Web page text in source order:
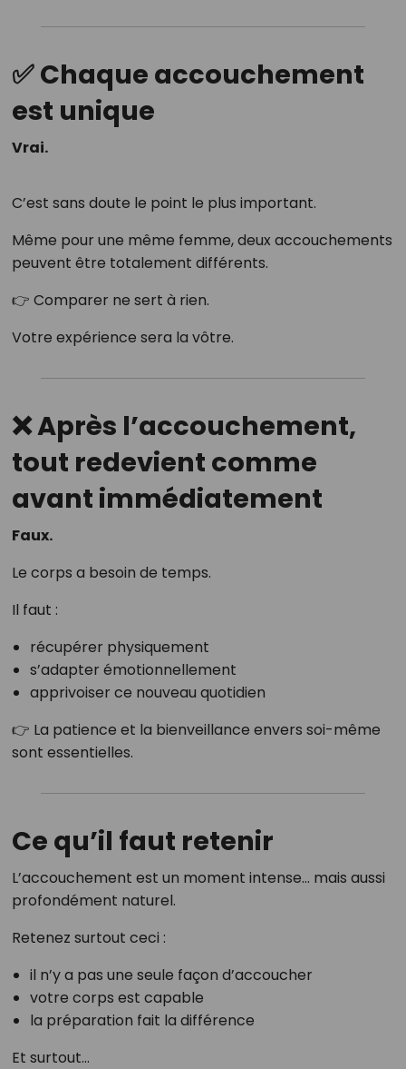
✅ Chaque accouchement
est unique
Vrai.
C’est sans doute le point le plus important.
Même pour une même femme, deux accouchements
peuvent être totalement différents.
👉 Comparer ne sert à rien.
Votre expérience sera la vôtre.
❌ Après l’accouchement,
tout redevient comme
avant immédiatement
Faux.
Le corps a besoin de temps.
Il faut :
récupérer physiquement
s’adapter émotionnellement
apprivoiser ce nouveau quotidien
👉 La patience et la bienveillance envers soi-même
sont essentielles.
Ce qu’il faut retenir
L’accouchement est un moment intense… mais aussi
profondément naturel.
Retenez surtout ceci :
il n’y a pas une seule façon d’accoucher
votre corps est capable
la préparation fait la différence
Et surtout…